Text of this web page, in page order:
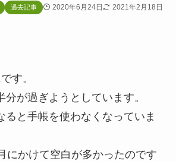
過去記事 2020年6月24日
2021年2月18日
す。
分が過ぎようとしています。
ると手帳を使わなくなっていま
にかけて空白が多かったのです